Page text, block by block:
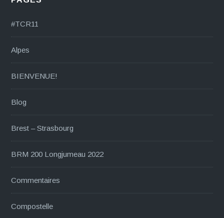
#TCR11
Alpes
BIENVENUE!
Blog
Brest – Strasbourg
BRM 200 Longjumeau 2022
Commentaires
Compostelle